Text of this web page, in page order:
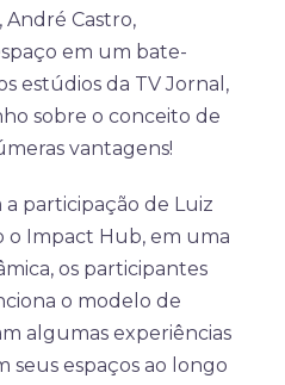
André Castro,
em um bate-
estúdios da TV Jornal,
sobre o conceito de
vantagens!
participação de Luiz
o Impact Hub, em uma
os participantes
o modelo de
algumas experiências
seus espaços ao longo